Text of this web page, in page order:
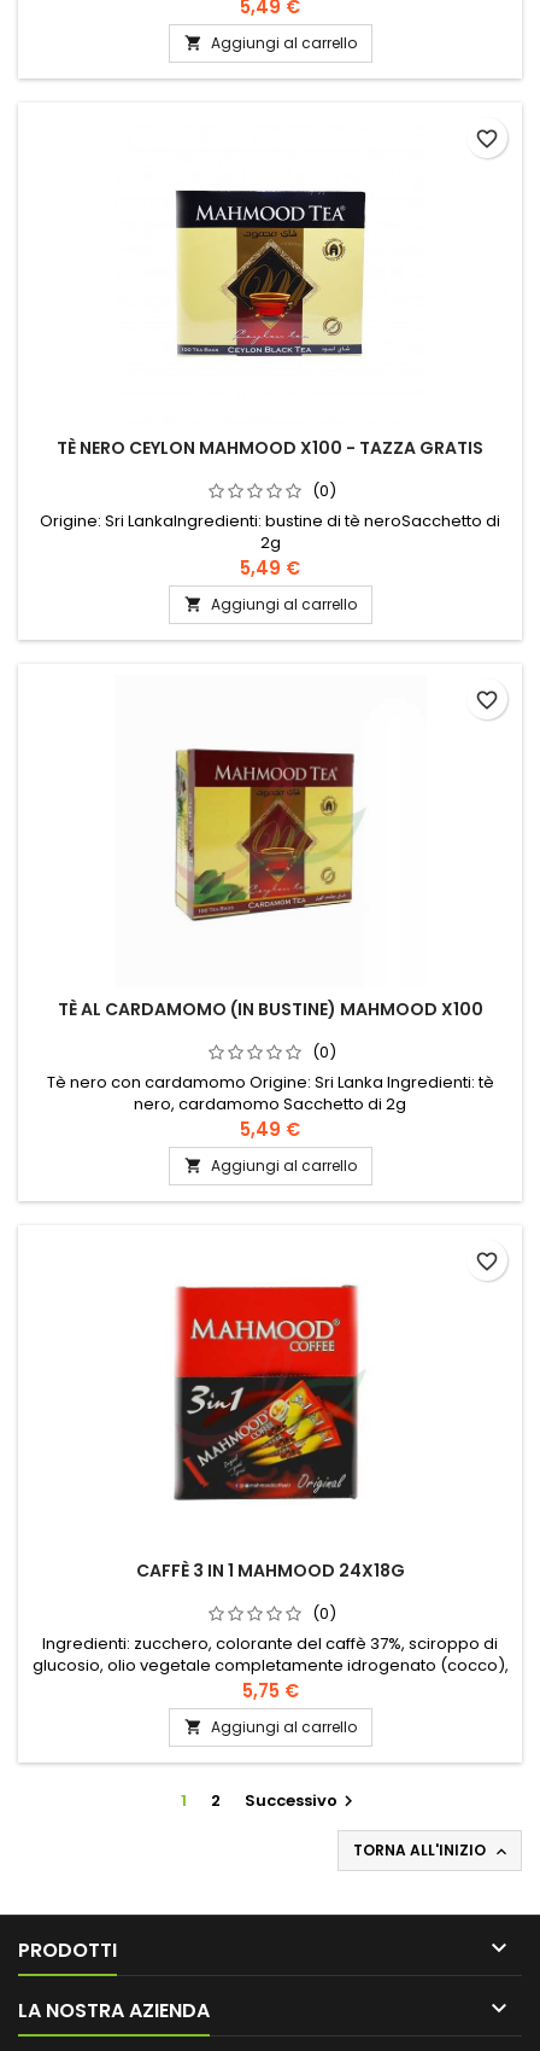
5,49 €
 Aggiungi al carrello
TÈ NERO CEYLON MAHMOOD X100 - TAZZA GRATIS
(0)
Origine: Sri LankaIngredienti: bustine di tè neroSacchetto di
2g
5,49 €
 Aggiungi al carrello
favorite_border
TÈ AL CARDAMOMO (IN BUSTINE) MAHMOOD X100
(0)
Tè nero con cardamomo Origine: Sri Lanka Ingredienti: tè
nero, cardamomo Sacchetto di 2g
5,49 €
 Aggiungi al carrello
favorite_border
CAFFÈ 3 IN 1 MAHMOOD 24X18G
(0)
Ingredienti: zucchero, colorante del caffè 37%, sciroppo di
glucosio, olio vegetale completamente idrogenato (cocco),
proteine del latte, stabilizzatori, emulsionanti,
antiagglomeranti, caffè istantaneo 10%.
5,75 €
 Aggiungi al carrello
favorite_border
1 2 Successivo 
TORNA ALL'INIZIO 
PRODOTTI 
LA NOSTRA AZIENDA 